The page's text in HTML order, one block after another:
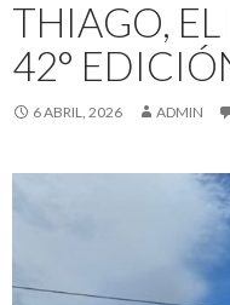
THIAGO,
42°
6 ABRIL, 2026 ADMIN